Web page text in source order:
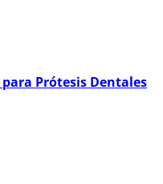
Prótesis Dentales